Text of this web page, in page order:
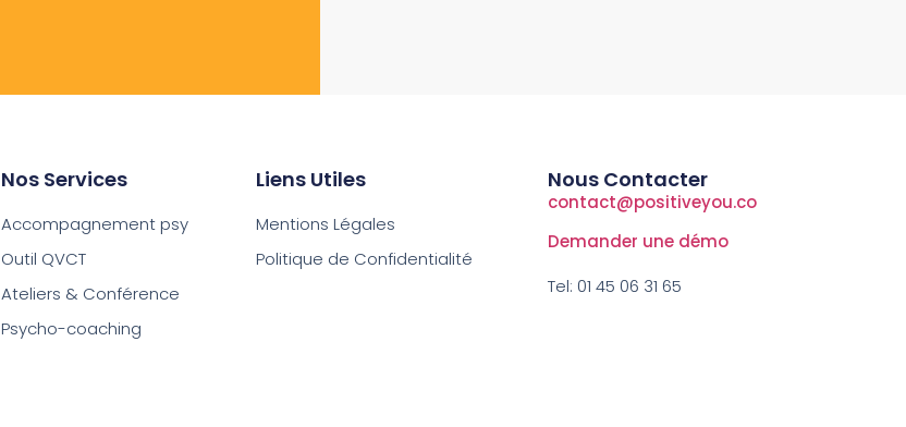
Nos Services
Accompagnement psy
Outil QVCT
Ateliers & Conférence
Psycho-coaching
Liens Utiles
Mentions Légales
Politique de Confidentialité
Nous Contacter
contact@positiveyou.co
Demander une démo
Tel: 01 45 06 31 65